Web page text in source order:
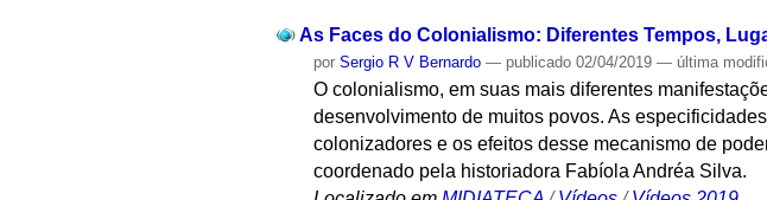
As Faces do Colonialismo: Diferentes Tempos,
porSergio R V Bernardo — publicado 02/04/2019— última
O colonialismo, em suas mais diferentes
desenvolvimento de muitos povos. As
colonizadores e os efeitos desse mecanismo de
coordenado pela historiadora Fabíola Andréa Silva.